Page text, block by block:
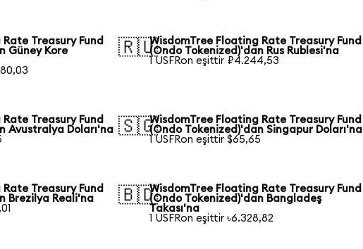
Treasury Fund
Güney Kore
🇷🇺WisdomTree Floating Rate Treasury Fund
(Ondo Tokenized)'dan Rus Rublesi'na
1 USFRon eşittir ₽4.244,53
Treasury Fund
Avustralya Doları'na 🇸🇬WisdomTree Floating Rate Treasury Fund
(Ondo Tokenized)'dan Singapur Doları'na
1 USFRon eşittir $65,65
Treasury Fund
Brezilya Reali'na
🇧🇩WisdomTree Floating Rate Treasury Fund
(Ondo Tokenized)'dan Bangladeş
Takası'na
1 USFRon eşittir ৳6.328,82